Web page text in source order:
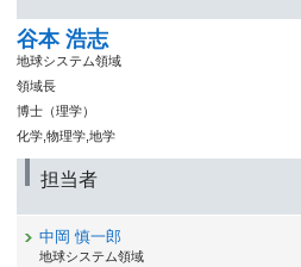
谷本 浩志
地球システム領域
領域長
博士（理学）
化学,物理学,地学
担当者
中岡 慎一郎
地球システム領域